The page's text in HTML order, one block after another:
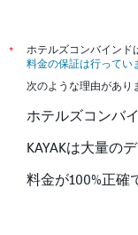
*
ホテルズコンバインド
料金の保証は行ってい
次のような理由があり
ホテルズコンバ
KAYAKは大量の
料金が100%正確